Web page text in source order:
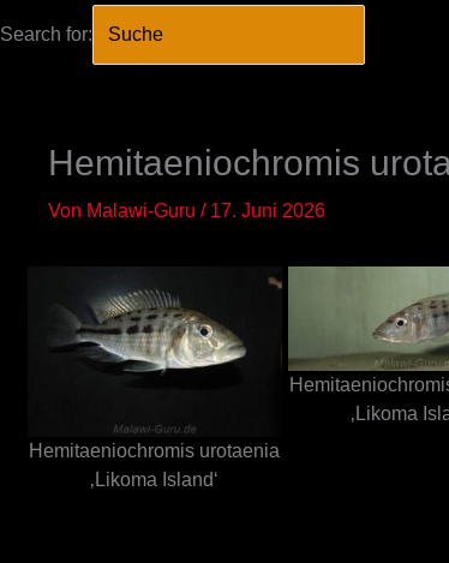
Search for:
Hemitaeniochromis
Von Malawi-Guru / 17. Juni 2026
Hemitaeniochromis urotaenia
‚Likoma Island‘
‚Likoma